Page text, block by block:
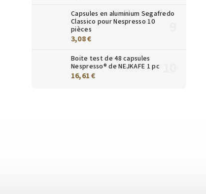
Capsules en aluminium Segafredo
Classico pour Nespresso 10
pièces
3,08 €
Boite test de 48 capsules
Nespresso® de NEJKAFE 1 pc
16,61 €